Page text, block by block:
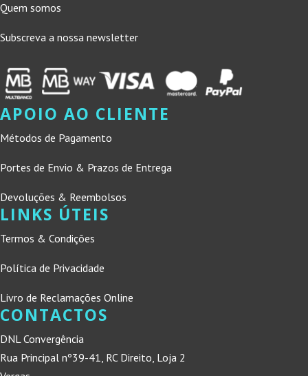
Quem somos
Subscreva a nossa newsletter
APOIO AO CLIENTE
Métodos de Pagamento
Portes de Envio & Prazos de Entrega
Devoluções & Reembolsos
LINKS ÚTEIS
Termos & Condições
Política de Privacidade
Livro de Reclamações Online
CONTACTOS
DNL Convergência
Rua Principal nº39-41, RC Direito, Loja 2